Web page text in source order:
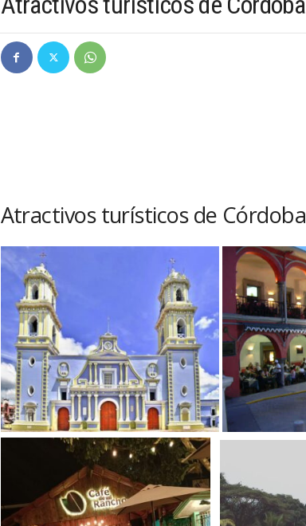
Atractivos turísticos de Córdoba